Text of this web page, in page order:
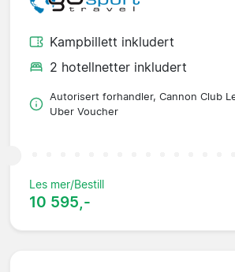
Kampbillett inkludert
2 hotellnetter inkludert
Autorisert forhandler, Cannon Club
Uber Voucher
Les mer/Bestill
10 595,-